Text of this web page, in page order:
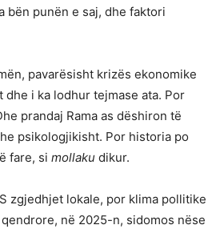
bën punën e saj, dhe faktori
pavarësisht krizës ekonomike
i ka lodhur tejmase ata. Por
prandaj Rama as dëshiron të
psikologjikisht. Por historia po
fare, si mollaku dikur.
zgjedhjet lokale, por klima pollitike
në 2025-n, sidomos nëse